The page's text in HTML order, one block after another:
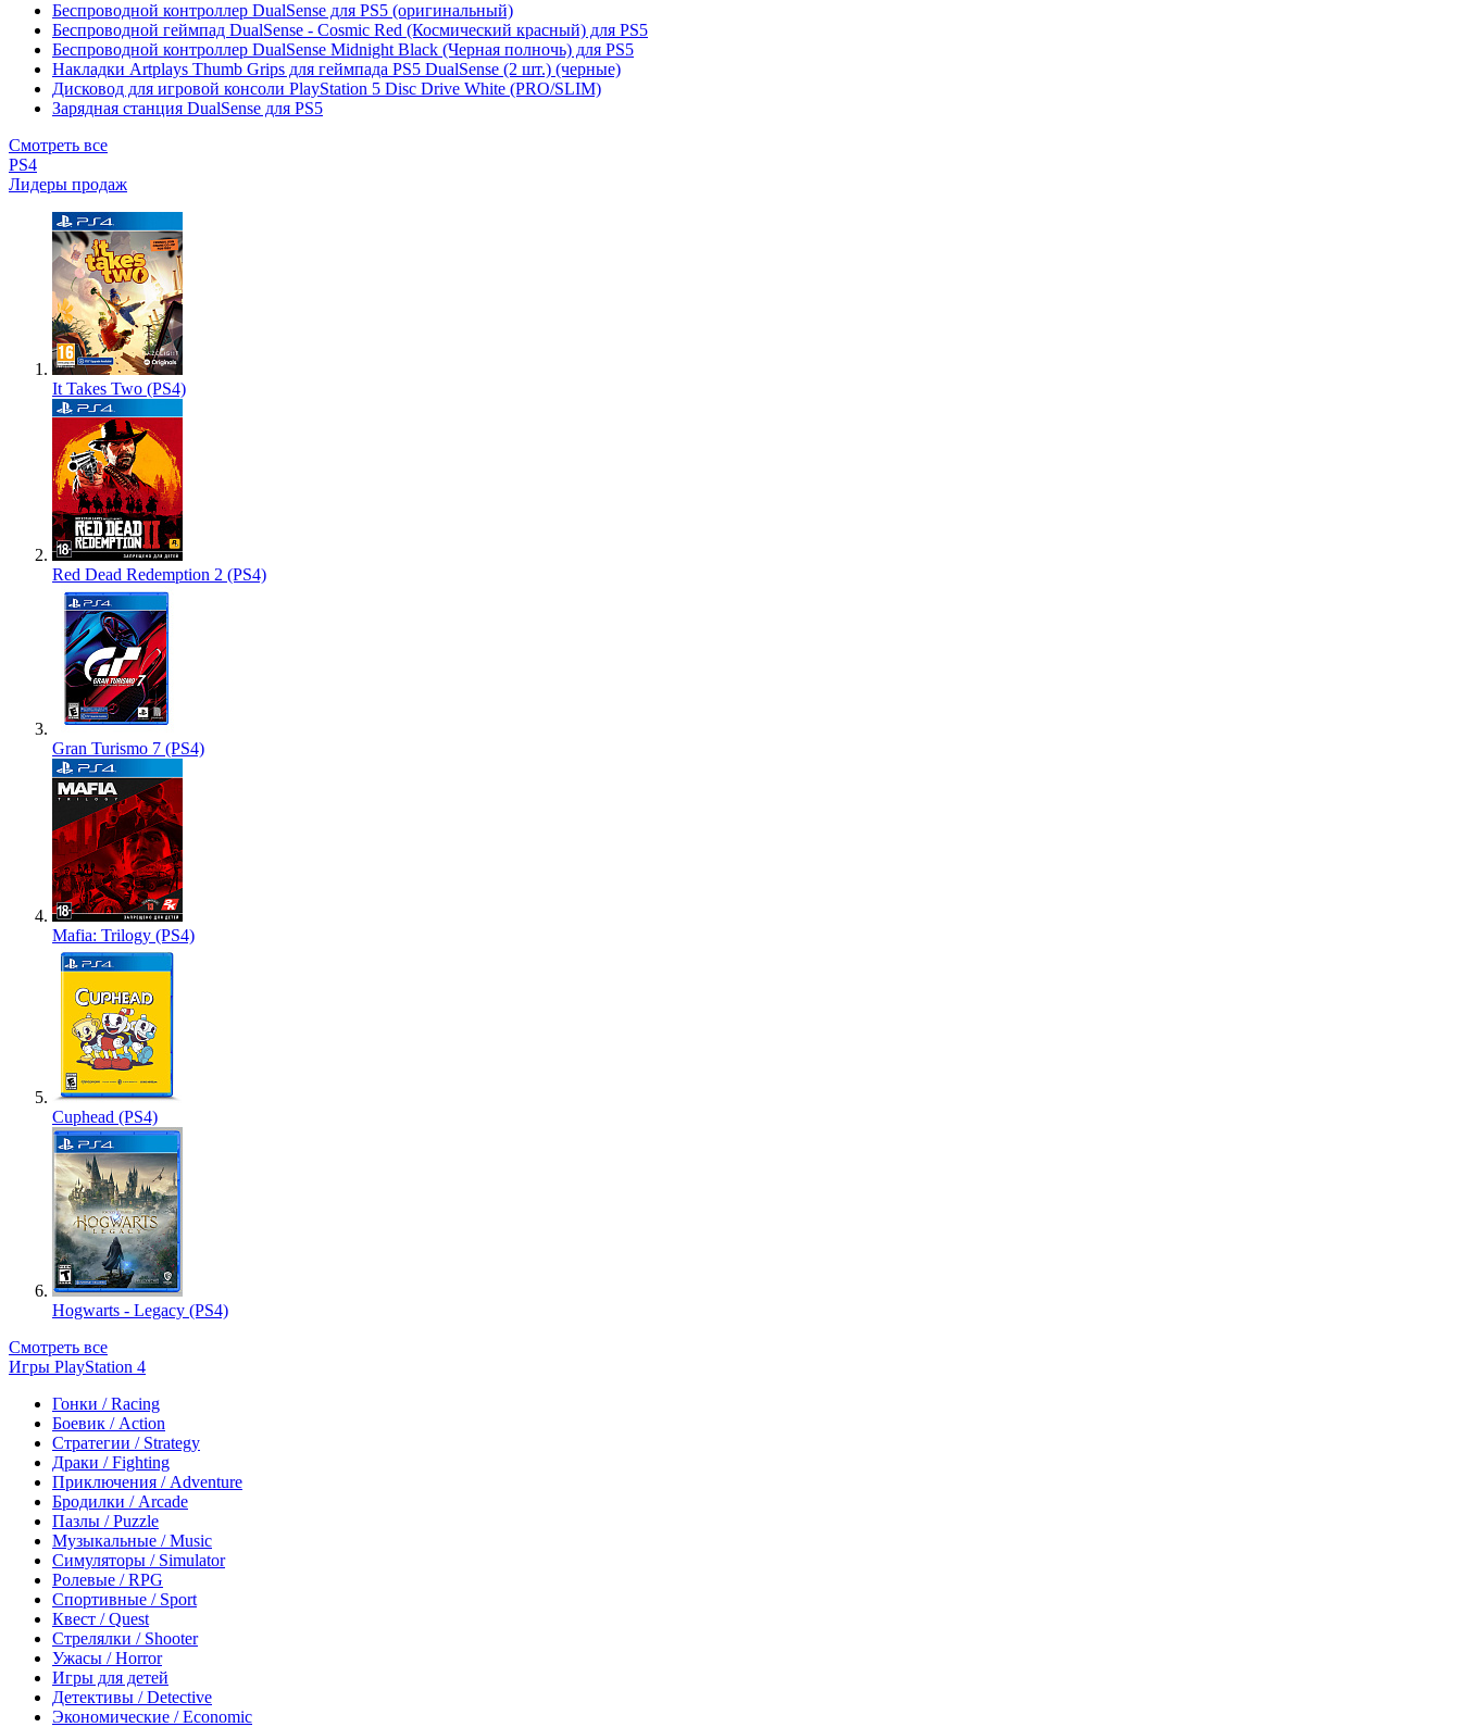
Беспроводной контроллер DualSense для PS5 (оригинальный)
Беспроводной геймпад DualSense - Cosmic Red (Космический красный) для PS5
Беспроводной контроллер DualSense Midnight Black (Черная полночь) для PS5
Накладки Artplays Thumb Grips для геймпада PS5 DualSense (2 шт.) (черные)
Дисковод для игровой консоли PlayStation 5 Disc Drive White (PRO/SLIM)
Зарядная станция DualSense для PS5
Смотреть все
PS4
Лидеры продаж
It Takes Two (PS4)
Red Dead Redemption 2 (PS4)
Gran Turismo 7 (PS4)
Mafia: Trilogy (PS4)
Cuphead (PS4)
Hogwarts - Legacy (PS4)
Смотреть все
Игры PlayStation 4
Гонки / Racing
Боевик / Action
Стратегии / Strategy
Драки / Fighting
Приключения / Adventure
Бродилки / Arcade
Пазлы / Puzzle
Музыкальные / Music
Симуляторы / Simulator
Ролевые / RPG
Спортивные / Sport
Квест / Quest
Стрелялки / Shooter
Ужасы / Horror
Игры для детей
Детективы / Detective
Экономические / Economic